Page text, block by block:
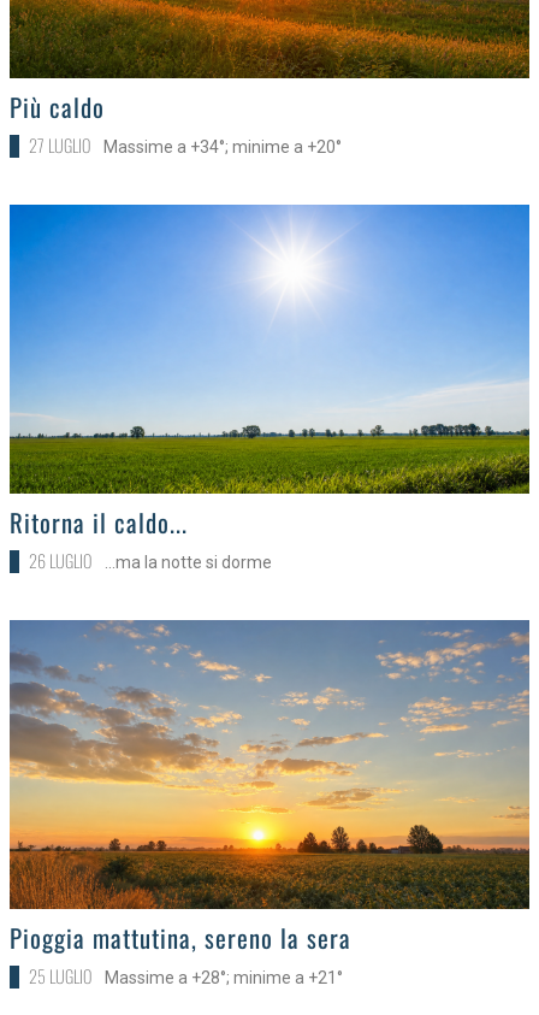
>
Più caldo
27 LUGLIO Massime a +34°; minime a +20°
>
Ritorna il caldo...
26 LUGLIO ...ma la notte si dorme
>
Pioggia mattutina, sereno la sera
25 LUGLIO Massime a +28°; minime a +21°